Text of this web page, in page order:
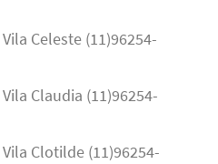
Vila Celeste (11)96254-
Vila Claudia (11)96254-
Vila Clotilde (11)96254-